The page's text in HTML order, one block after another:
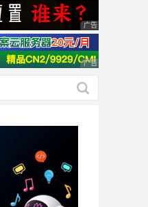
广告 商业广告，理
广告 商业广告，理